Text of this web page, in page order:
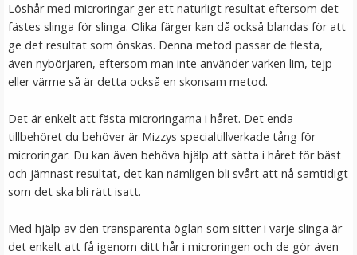
Mizzy Tangler brush - Blå
★
99 kr
Löshår med microringar ger ett naturligt resultat eftersom det
fästes slinga för slinga. Olika färger kan då också blandas för att
ge det resultat som önskas. Denna metod passar de flesta,
även nybörjaren, eftersom man inte använder varken lim, tejp
eller värme så är detta också en skonsam metod.
Det är enkelt att fästa microringarna i håret. Det enda
tillbehöret du behöver är Mizzys specialtillverkade tång för
microringar. Du kan även behöva hjälp att sätta i håret för bäst
och jämnast resultat, det kan nämligen bli svårt att nå samtidigt
som det ska bli rätt isatt.
Med hjälp av den transparenta öglan som sitter i varje slinga är
det enkelt att få igenom ditt hår i microringen och de gör även